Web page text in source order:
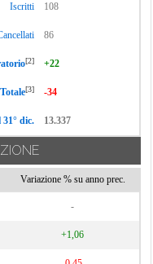
Iscritti 108
86
[2] +22
[3] -34
31° dic. 13.337
Variazione % su anno prec.
-
+1,06